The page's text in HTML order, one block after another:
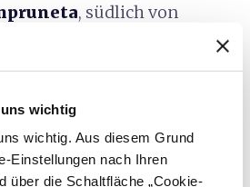
wichtig
wichtig. Aus diesem Grund
Einstellungen nach Ihren
über die Schaltfläche „Cookie-
, südlich von
und in seinen Bann zieht:
das bereits zum 98.
feiert ihre kostbarste
Monat lang, vom 1.
28. September, wenn die